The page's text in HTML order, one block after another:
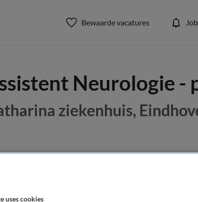
Bewaarde vacatures
Neurologie -
ziekenhuis,
uses cookies